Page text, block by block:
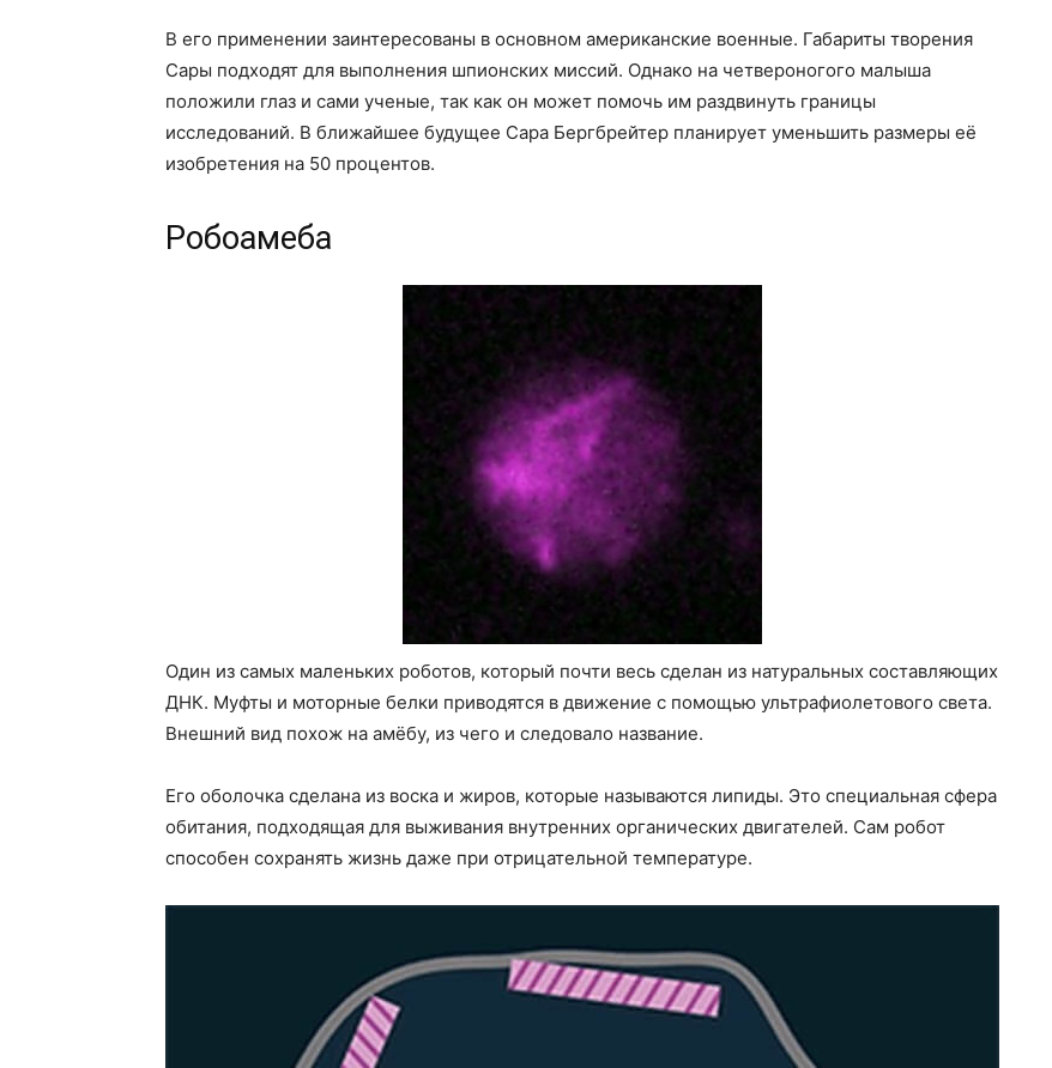
В его применении заинтересованы в основном американские военные. Габариты творения
Сары подходят для выполнения шпионских миссий. Однако на четвероногого малыша
положили глаз и сами ученые, так как он может помочь им раздвинуть границы
исследований. В ближайшее будущее Сара Бергбрейтер планирует уменьшить размеры её
изобретения на 50 процентов.
Робоамеба
Один из самых маленьких роботов, который почти весь сделан из натуральных составляющих
ДНК. Муфты и моторные белки приводятся в движение с помощью ультрафиолетового света.
Внешний вид похож на амёбу, из чего и следовало название.
Его оболочка сделана из воска и жиров, которые называются липиды. Это специальная сфера
обитания, подходящая для выживания внутренних органических двигателей. Сам робот
способен сохранять жизнь даже при отрицательной температуре.